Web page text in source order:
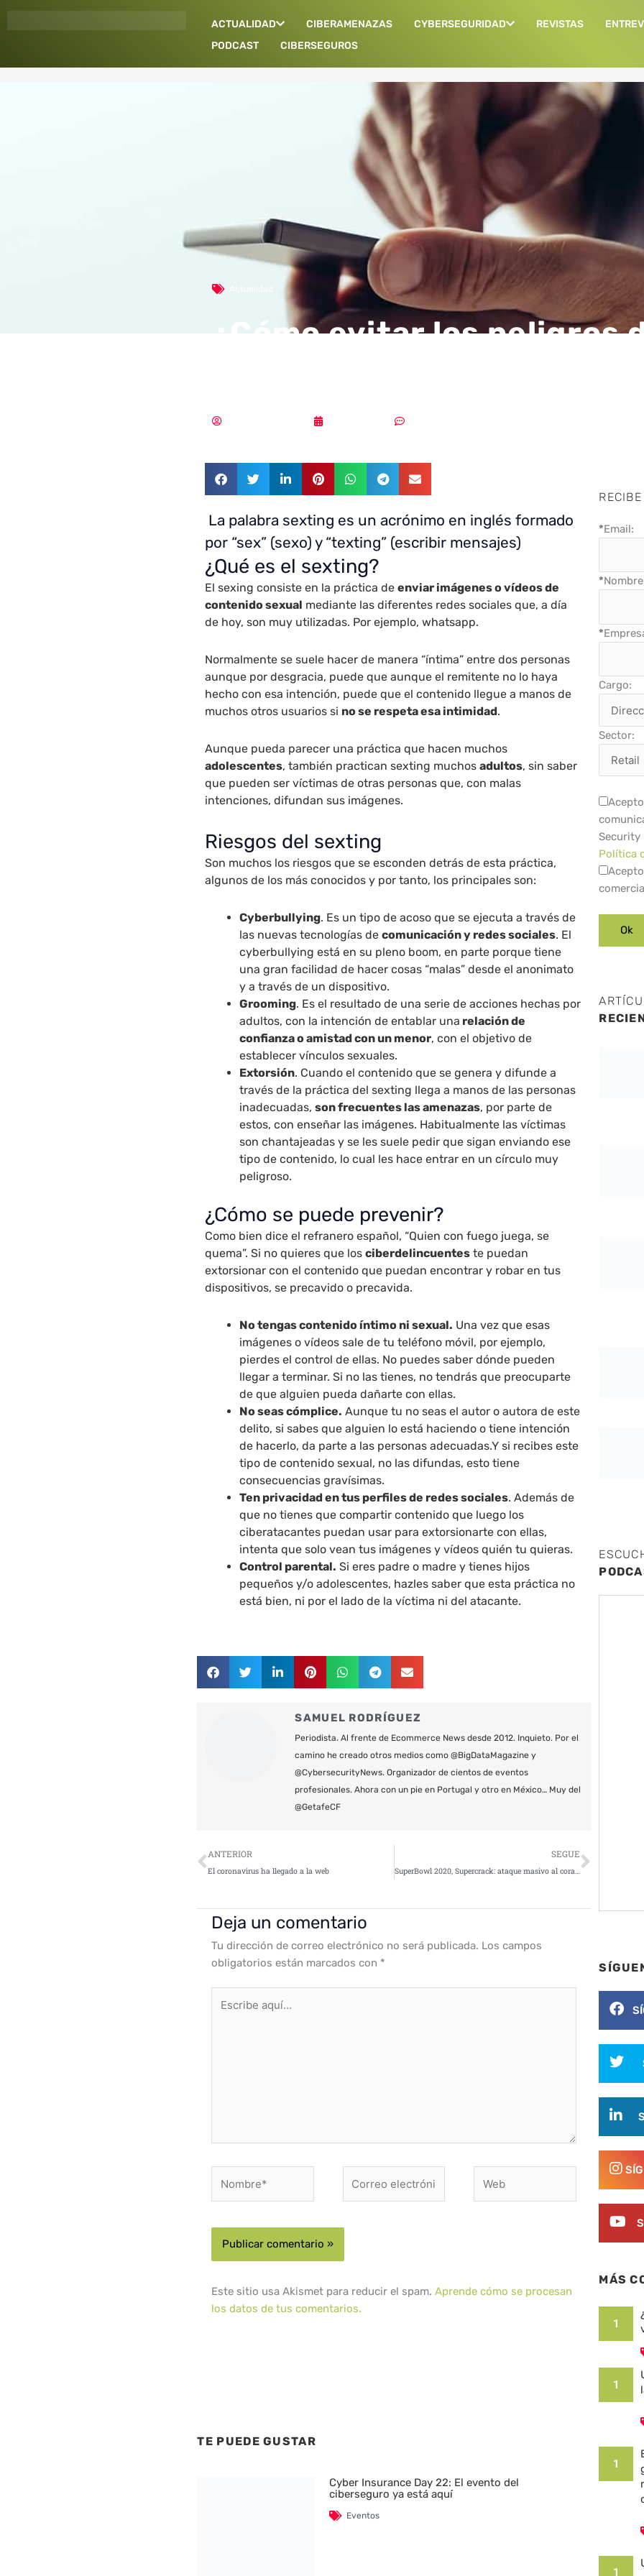
ACTUALIDAD CIBERAMENAZAS CYBERSEGURIDAD REVISTAS
PODCAST
CIBERSEGUROS
¿Cómo evitar los peligros
La palabra sexting es un acrónimo en inglés formado
por “sex” (sexo) y “texting” (escribir mensajes)
¿Qué es el sexting?
El sexing consiste en la práctica deenviar imágenes o vídeos de
contenido sexual mediante las diferentes redes sociales que, a día
de hoy, son muy utilizadas. Por ejemplo, whatsapp.
Normalmente se suele hacer de manera “íntima” entre dos personas
aunque por desgracia, puede que aunque el remitente no lo haya
hecho con esa intención, puede que el contenido llegue a manos de
muchos otros usuarios si no se respeta esa intimidad.
Aunque pueda parecer una práctica que hacen muchos
adolescentes, también practican sexting muchosadultos, sin saber
que pueden ser víctimas de otras personas que, con malas
intenciones, difundan sus imágenes.
Riesgos del sexting
Son muchos los riesgos que se esconden detrás de esta práctica,
algunos de los más conocidos y por tanto, los principales son:
Cyberbullying. Es un tipo de acoso que se ejecuta a través de
las nuevas tecnologías decomunicación y redes sociales. El
cyberbullying está en su pleno boom, en parte porque tiene
una gran facilidad de hacer cosas “malas” desde el anonimato
y a través de un dispositivo.
Grooming. Es el resultado de una serie de acciones hechas por
adultos, con la intención de entablar una relación de
confianza o amistad con un menor, con el objetivo de
establecer vínculos sexuales.
Extorsión. Cuando el contenido que se genera y difunde a
través de la práctica del sexting llega a manos de las personas
inadecuadas,son frecuentes las amenazas, por parte de
estos, con enseñar las imágenes. Habitualmente las víctimas
son chantajeadas y se les suele pedir que sigan enviando ese
tipo de contenido, lo cual les hace entrar en un círculo muy
peligroso.
¿Cómo se puede prevenir?
Como bien dice el refranero español, “Quien con fuego juega, se
quema”. Si no quieres que losciberdelincuentes te puedan
extorsionar con el contenido que puedan encontrar y robar en tus
dispositivos, se precavido o precavida.
No tengas contenido íntimo ni sexual. Una vez que esas
imágenes o vídeos sale de tu teléfono móvil, por ejemplo,
pierdes el control de ellas. No puedes saber dónde pueden
llegar a terminar. Si no las tienes, no tendrás que preocuparte
de que alguien pueda dañarte con ellas.
No seas cómplice. Aunque tu no seas el autor o autora de este
delito, si sabes que alguien lo está haciendo o tiene intención
de hacerlo, da parte a las personas adecuadas.Y si recibes este
tipo de contenido sexual, no las difundas, esto tiene
consecuencias gravísimas.
Ten privacidad en tus perfiles de redes sociales. Además de
que no tienes que compartir contenido que luego los
ciberatacantes puedan usar para extorsionarte con ellas,
intenta que solo vean tus imágenes y vídeos quién tu quieras.
Control parental. Si eres padre o madre y tienes hijos
pequeños y/o adolescentes, hazles saber que esta práctica no
está bien, ni por el lado de la víctima ni del atacante.
SAMUEL RODRÍGUEZ
Periodista. Al frente de Ecommerce News desde 2012. Inquieto. Por el
camino he creado otros medios como @BigDataMagazine y
@CybersecurityNews. Organizador de cientos de eventos
profesionales. Ahora con un pie en Portugal y otro en México… Muy del
@GetafeCF
Ant
ANTERIOR
El coronavirus ha llegado a la web
SEGUE
SuperBowl 2020, Supercrack: ataque masivo al corazón de EEUU
Deja un comentario
Tu dirección de correo electrónico no será publicada. Los campos
obligatorios están marcados con *
aquí...
electrónico*
Este sitio usa Akismet para reducir el spam.Aprende cómo se procesan
los datos de tus comentarios.
TE PUEDE GUSTAR
Cyber Insurance Day 22: El evento del
ciberseguro ya está aquí
Eventos
*Email:
*
*
Cargo:
Sector:
Security
Política
MÁS
1
1
1
1